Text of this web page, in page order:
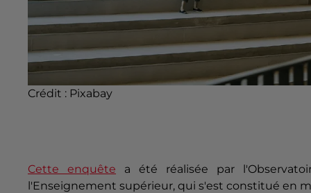
Crédit : Pixabay
Cette enquête a été réalisée par
l'Enseignement supérieur, qui s'est constitué en